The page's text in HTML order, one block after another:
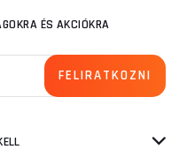
ÉS AKCIÓKRA